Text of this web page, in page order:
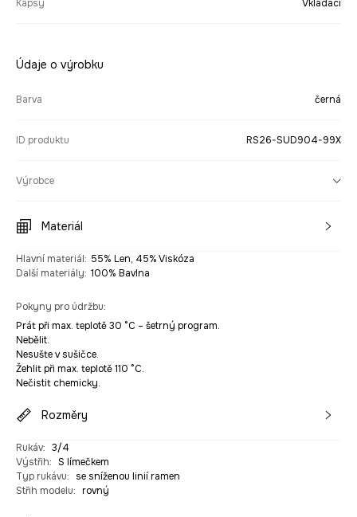
Kapsy Vkládací
Údaje o výrobku
Barva černá
ID produktu RS26-SUD904-99X
Výrobce
Materiál
Hlavní materiál: 55% Len, 45% Viskóza
Další materiály: 100% Bavlna
Pokyny pro údržbu:
Prát při max. teplotě 30 °C – šetrný program.
Nebělit.
Nesušte v sušičce.
Žehlit při max. teplotě 110 °C.
Nečistit chemicky.
Rozměry
Rukáv: 3/4
Výstřih: S límečkem
Typ rukávu:
se sníženou linií ramen
Střih modelu: rovný